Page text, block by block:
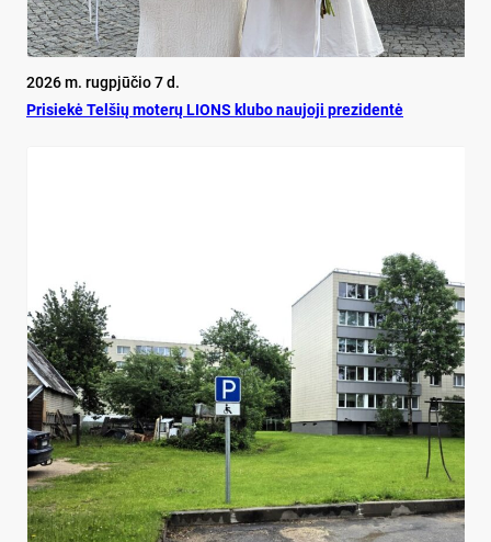
2026 m. rugpjūčio 7 d.
Pri­siekė Tel­šių mo­terų LIONS klu­bo nau­jo­ji pre­zi­dentė